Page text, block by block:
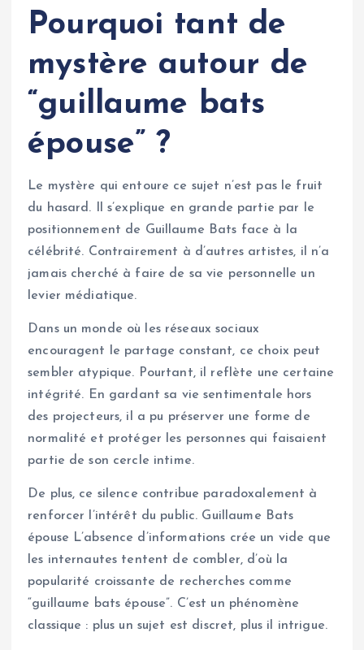
Pourquoi tant de
mystère autour de
“guillaume bats
épouse” ?
Le mystère qui entoure ce sujet n’est pas le fruit
du hasard. Il s’explique en grande partie par le
positionnement de Guillaume Bats face à la
célébrité. Contrairement à d’autres artistes, il n’a
jamais cherché à faire de sa vie personnelle un
levier médiatique.
Dans un monde où les réseaux sociaux
encouragent le partage constant, ce choix peut
sembler atypique. Pourtant, il reflète une certaine
intégrité. En gardant sa vie sentimentale hors
des projecteurs, il a pu préserver une forme de
normalité et protéger les personnes qui faisaient
partie de son cercle intime.
De plus, ce silence contribue paradoxalement à
renforcer l’intérêt du public. Guillaume Bats
épouse L’absence d’informations crée un vide que
les internautes tentent de combler, d’où la
popularité croissante de recherches comme
“guillaume bats épouse”. C’est un phénomène
classique : plus un sujet est discret, plus il intrigue.